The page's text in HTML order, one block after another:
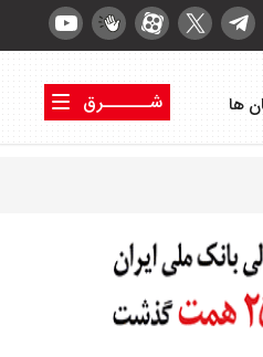
ها
شــــــرق